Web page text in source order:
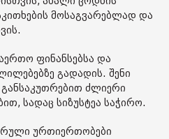
მოსაგვარებლად და
ფინანსებსა და
გადადის. შენი
განსაკუთრებით ძლიერი
სადაც სიზუსტეა საჭირო.
ურთიერთობები